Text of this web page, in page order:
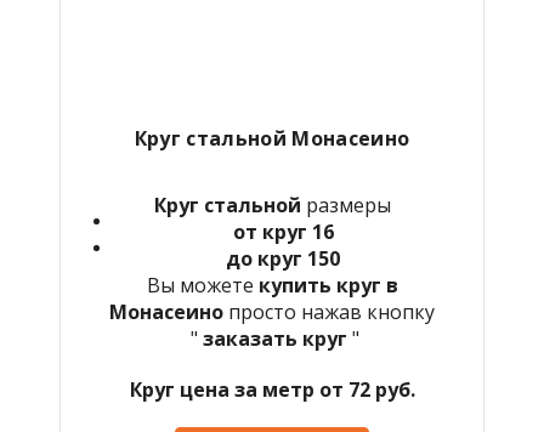
Круг стальной Монасеино
Круг стальной размеры
от круг 16
до круг 150
Вы можете купить круг в
Монасеино просто нажав кнопку
" заказать круг "
Круг цена за метр от 72 руб.